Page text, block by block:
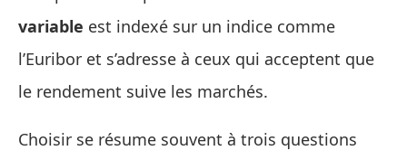
variable est indexé sur un indice comme
l’Euribor et s’adresse à ceux qui acceptent que
le rendement suive les marchés.
Choisir se résume souvent à trois questions